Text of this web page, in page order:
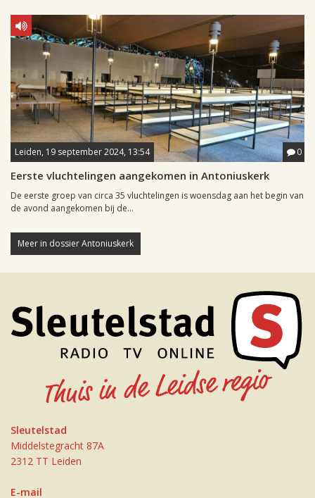
Leiden, 19 september 2024, 13:54 0
Eerste vluchtelingen aangekomen in Antoniuskerk
De eerste groep van circa 35 vluchtelingen is woensdag aan het begin van
de avond aangekomen bij de...
Meer in dossier Antoniuskerk
Sleutelstad
Middelstegracht 87A
2312 TT Leiden
E-mail